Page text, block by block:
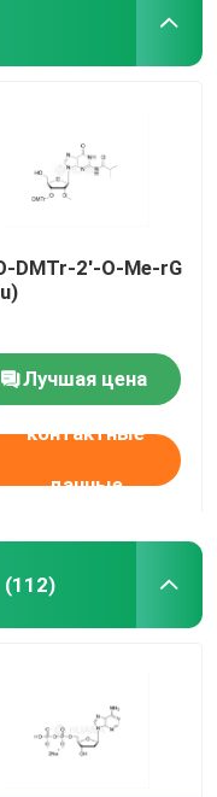
DMTr-2'-O-Me-rG
Лучшая цена
контактные
данные
(112)